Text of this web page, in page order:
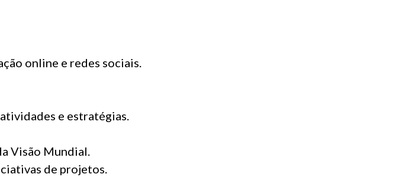
online e redes sociais.
e estratégias.
Visão Mundial.
de projetos.